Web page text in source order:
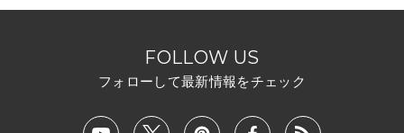
FOLLOW US
フォローして最新情報をチェック